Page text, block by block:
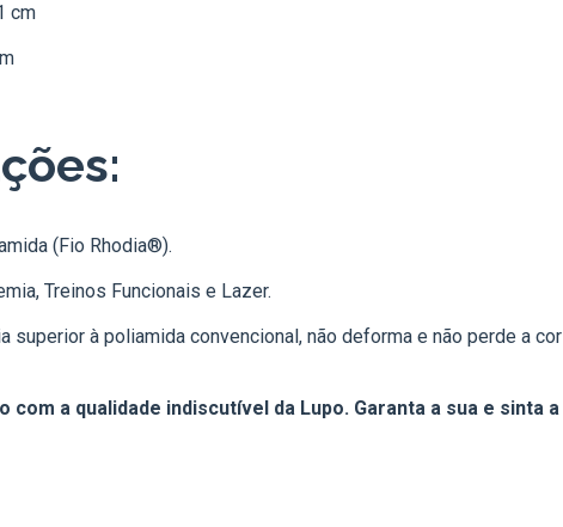
cm
(Fio Rhodia®).
Treinos Funcionais e Lazer.
superior à poliamida convencional, não deforma e não perde a cor
com a qualidade indiscutível da Lupo. Garanta a sua e sinta a